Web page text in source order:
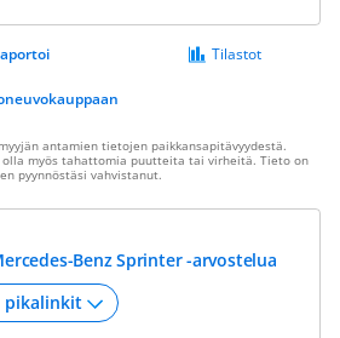
Tilastot
antamien tietojen paikkansapitävyydestä.
myös tahattomia puutteita tai virheitä. Tieto on
pyynnöstäsi vahvistanut.
Benz Sprinter -arvostelua